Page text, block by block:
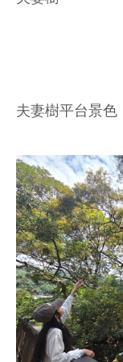
夫妻樹平台景色